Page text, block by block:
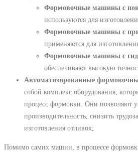
Формовочные машины с
используются для
Формовочные машины с
применяются для
Формовочные машины с
обеспечивают высокую
Автоматизированные
собой комплекс оборудования,
процесс формовки. Они позволяют
производительность, снизить
изготовления отливок;
Помимо самих машин, в процессе